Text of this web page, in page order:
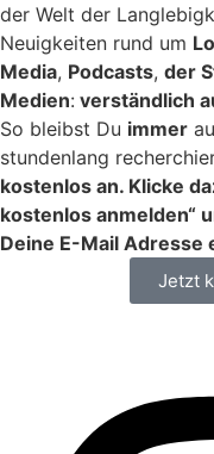
der Welt der
Neuigkeiten rund um
Media, Podcasts, der
Medien: verständlich
So bleibst Du immer
stundenlang
kostenlos an. Klicke
kostenlos anmelden“
Deine E-Mail Adresse
Jetzt